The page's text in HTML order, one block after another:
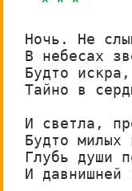
Ночь. Не
В небесах
Будто
Тайно в
И светла,
Будто милых
Глубь души
И давнишней